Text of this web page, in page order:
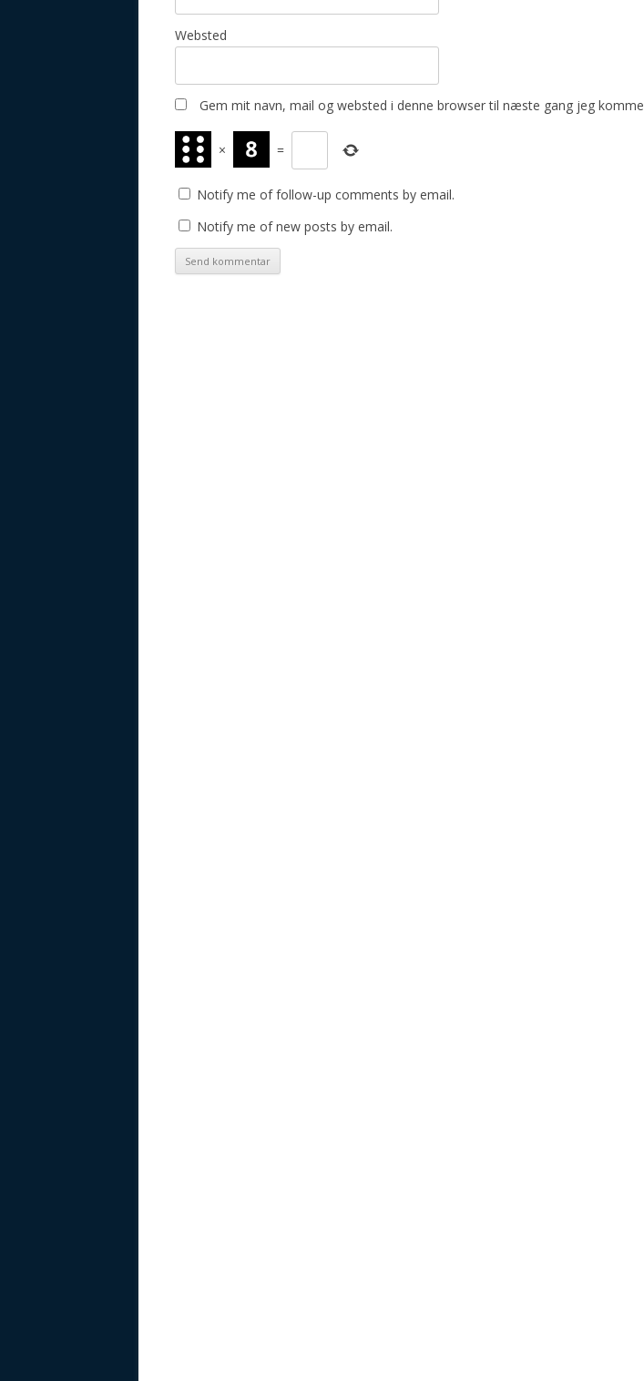
Websted
Gem mit navn, mail og websted i denne browser til næste gang jeg
× =
Notify me of follow-up comments by email.
Notify me of new posts by email.